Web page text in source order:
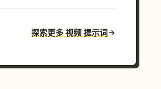
探索更多 视频 提示词